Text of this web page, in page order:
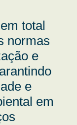
total
normas
e
e
em